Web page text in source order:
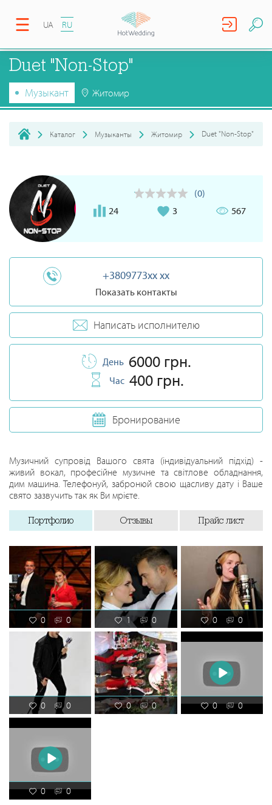
UA RU
Duet "Non-Stop"
Музыкант Житомир
Каталог Музыканты Житомир Duet "Non-Stop"
(0)
24
3 567
+3809773xx xx
Показать контакты
Написать исполнителю
День 6000 грн.
Час 400 грн.
Бронирование
Музичний супровід Вашого свята (індивідуальний підхід) -
живий вокал, професійне музичне та світлове обладнання,
дим машина. Телефонуй, забронюй свою щасливу дату і Ваше
свято зазвучить так як Ви мрієте.
Портфолио Отзывы Прайс лист
0 0 1 0 0 0
0 0 0 0 0 0
0 0